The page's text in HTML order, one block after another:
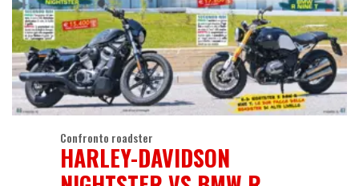
Confronto roadster
HARLEY-DAVIDSON